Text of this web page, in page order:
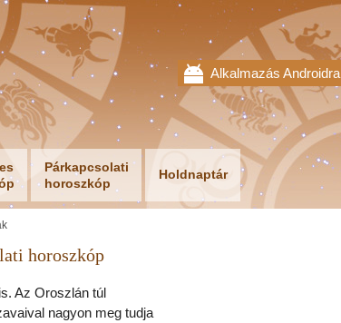
Alkalmazás Androidra
Párkapcsolati
horoszkóp
Holdnaptár
horoszkóp
Az Oroszlán túl
nagyon meg tudja